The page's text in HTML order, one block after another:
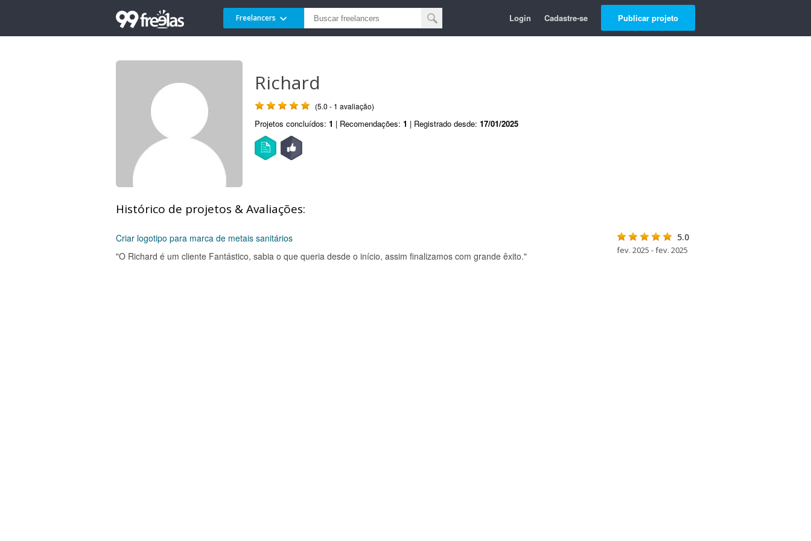
Freelancers Login Cadastre-se Publicar projeto
Richard
(5.0 - 1 avaliação)
Projetos concluídos: 1 | Recomendações: 1 | Registrado desde: 17/01/2025
Histórico de projetos & Avaliações:
Criar logotipo para marca de metais sanitários
"O Richard é um cliente Fantástico, sabia o que queria desde o início, assim finalizamos com grande êxito."
5.0
fev. 2025 - fev. 2025